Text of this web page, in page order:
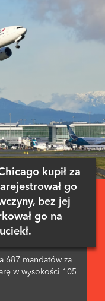
kupił za
go
bez jej
go na
687 mandatów za
w wysokości 105